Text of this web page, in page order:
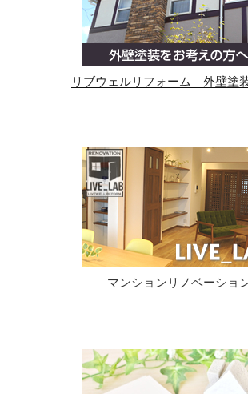
リブウェルリフォーム 外壁塗
マンションリノベーショ